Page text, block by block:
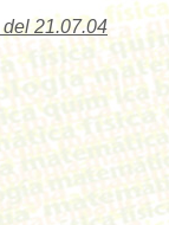
del 21.07.04